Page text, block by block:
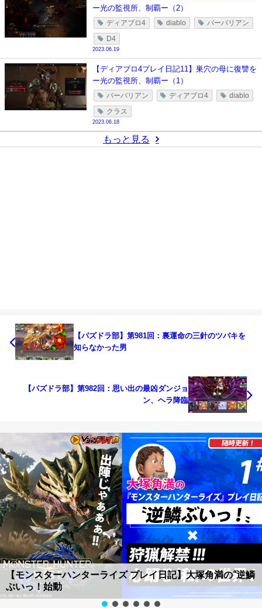
ー光の監視所、制覇ー（2）
ディアブロ4 diablo バーバリアン
D4
2023.06.19
【ディアブロ4プレイ日記11】巣穴の母に復讐を
ー光の監視所、制覇ー（1）
バーバリアン ディアブロ4 diablo
クラス
2023.06.18
もっと見る
【パズドラ部】第981回：裏運命の三針のツバキを
知らなかった男
【パズドラ部】第982回：思い出の最凶ダンジョ
ン、ヘラ降臨
【あつ森ID配布】鬼滅の刃マイデザイン一覧